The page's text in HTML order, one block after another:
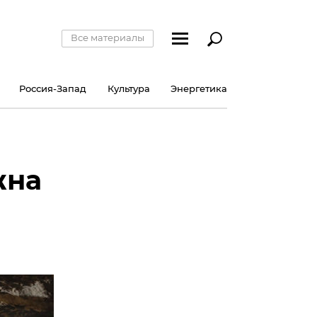
Все материалы
Россия-Запад Культура Энергетика